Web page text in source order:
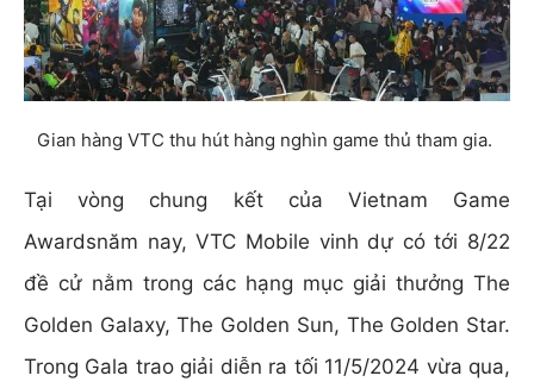
Gian hàng VTC thu hút hàng nghìn game thủ tham gia.
Tại vòng chung kết của Vietnam Game
Awardsnăm nay, VTC Mobile vinh dự có tới 8/22
đề cử nằm trong các hạng mục giải thưởng The
Golden Galaxy, The Golden Sun, The Golden Star.
Trong Gala trao giải diễn ra tối 11/5/2024 vừa qua,